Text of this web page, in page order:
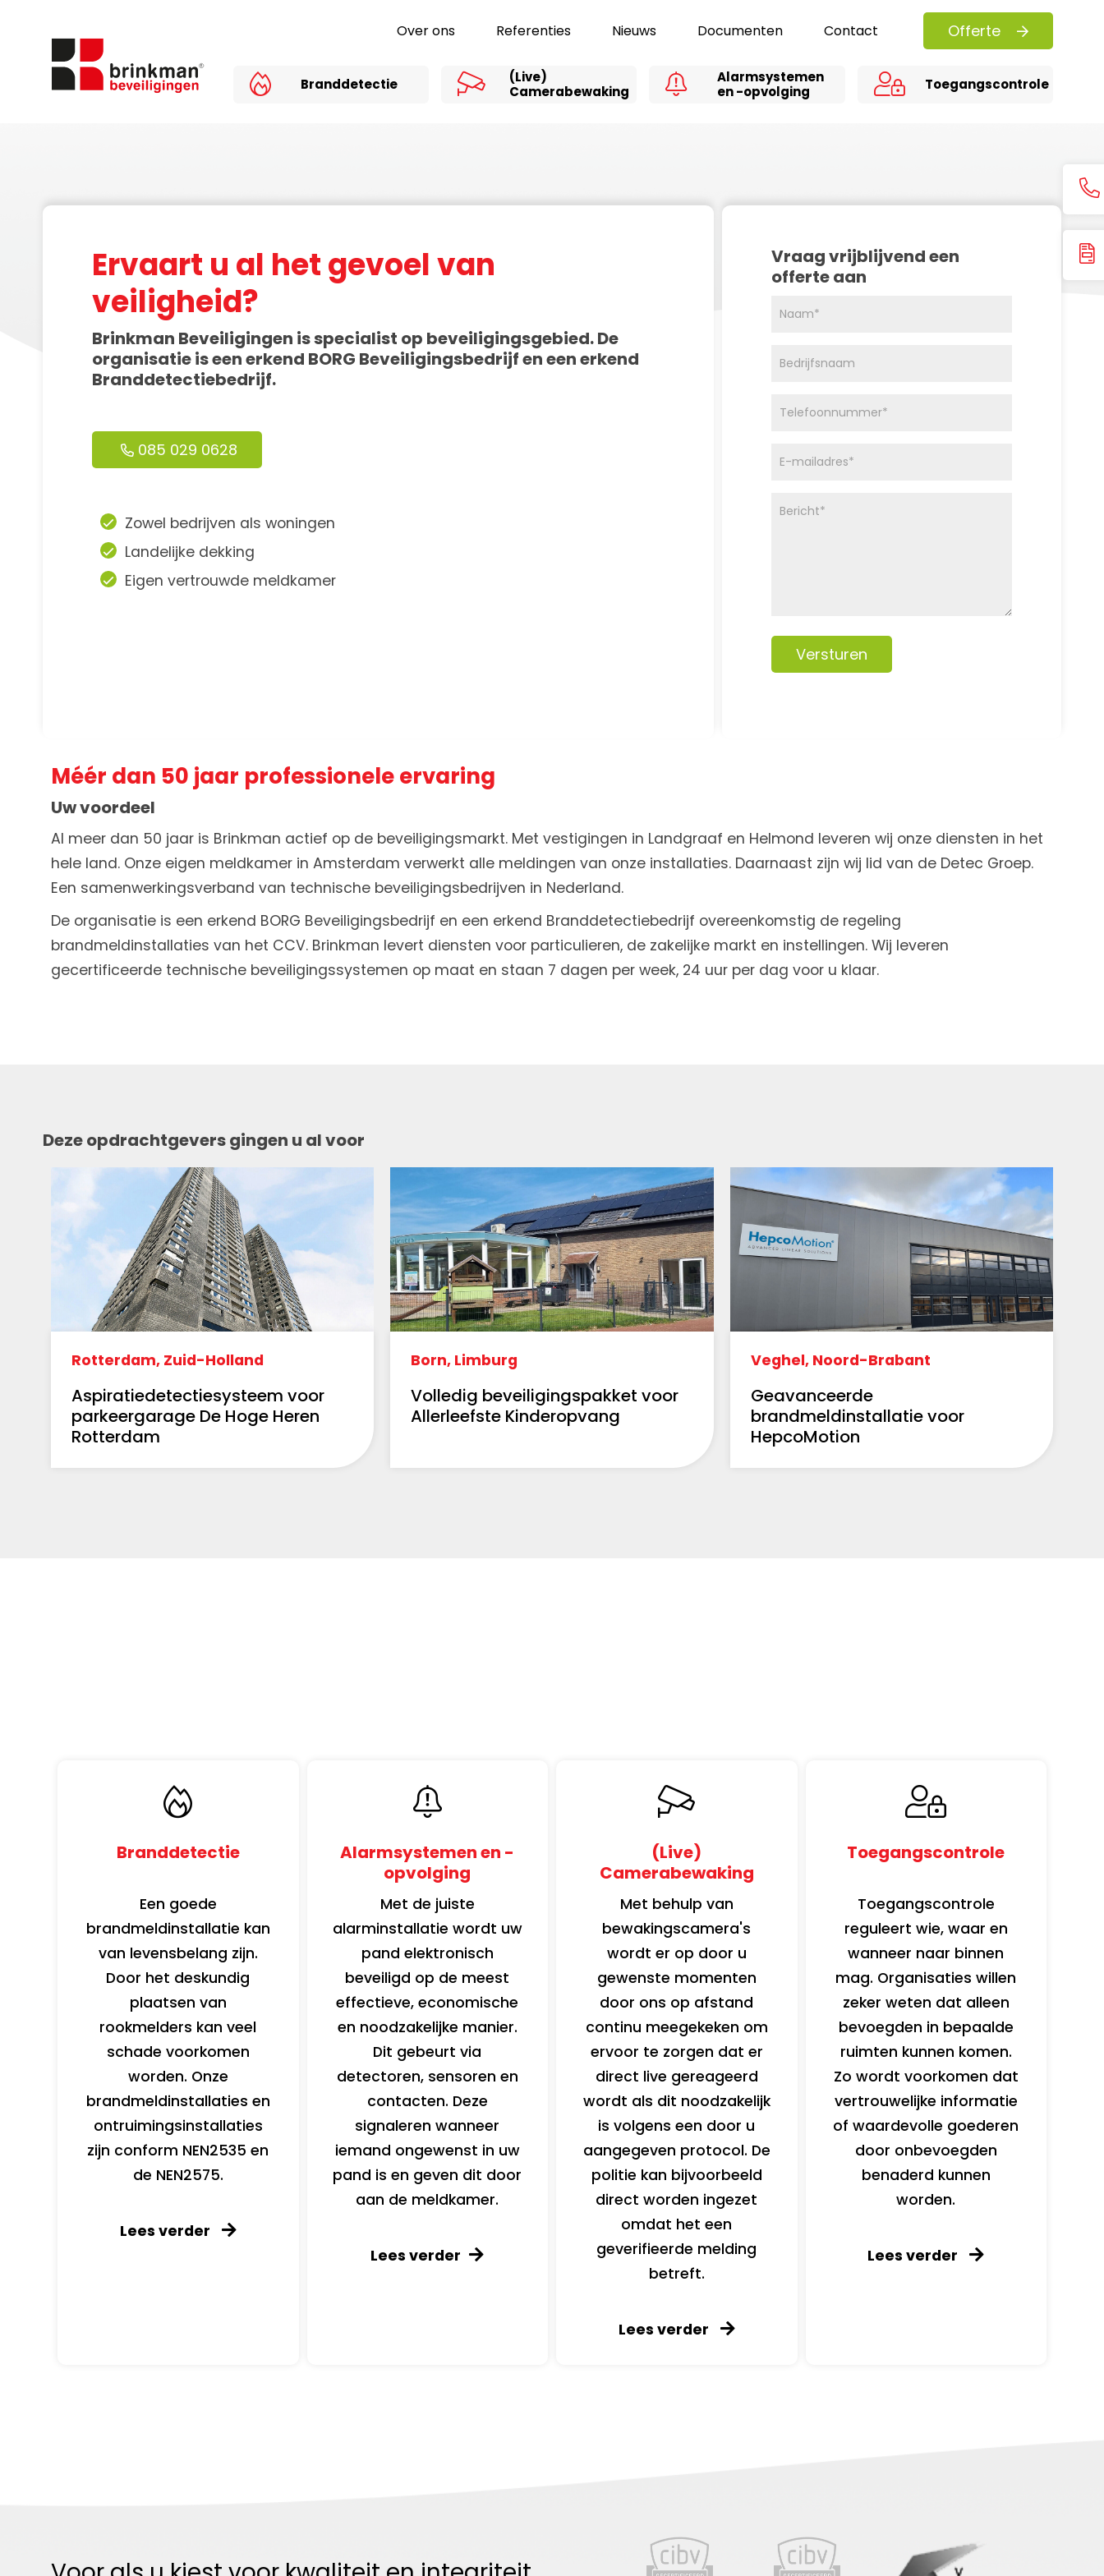
Over ons Referenties Nieuws Documenten Contact Offerte
Branddetectie
(Live)
Camerabewaking
Alarmsystemen
en -opvolging
Toegangscontrole
Ervaart u al het gevoel van
veiligheid?
Brinkman Beveiligingen is specialist op beveiligingsgebied. De
organisatie is een erkend BORG Beveiligingsbedrijf en een erkend
Branddetectiebedrijf.
085 029 0628
Zowel bedrijven als woningen
Landelijke dekking
Eigen vertrouwde meldkamer
Vraag vrijblijvend een
offerte aan
Méér dan 50 jaar professionele ervaring
Uw voordeel
Al meer dan 50 jaar is Brinkman actief op de beveiligingsmarkt. Met vestigingen in Landgraaf en Helmond leveren wij onze diensten in het
hele land. Onze eigen meldkamer in Amsterdam verwerkt alle meldingen van onze installaties. Daarnaast zijn wij lid van de Detec Groep.
Een samenwerkingsverband van technische beveiligingsbedrijven in Nederland.
De organisatie is een erkend BORG Beveiligingsbedrijf en een erkend Branddetectiebedrijf overeenkomstig de regeling
brandmeldinstallaties van het CCV. Brinkman levert diensten voor particulieren, de zakelijke markt en instellingen. Wij leveren
gecertificeerde technische beveiligingssystemen op maat en staan 7 dagen per week, 24 uur per dag voor u klaar.
Deze opdrachtgevers gingen u al voor
Rotterdam, Zuid-Holland
Aspiratiedetectiesysteem voor
parkeergarage De Hoge Heren
Rotterdam
Born, Limburg
Volledig beveiligingspakket voor
Allerleefste Kinderopvang
Veghel, Noord-Brabant
Geavanceerde
brandmeldinstallatie voor
HepcoMotion
Branddetectie
Een goede
brandmeldinstallatie kan
van levensbelang zijn.
Door het deskundig
plaatsen van
rookmelders kan veel
schade voorkomen
worden. Onze
brandmeldinstallaties en
ontruimingsinstallaties
zijn conform NEN2535 en
de NEN2575.
Lees verder
Alarmsystemen en -
opvolging
Met de juiste
alarminstallatie wordt uw
pand elektronisch
beveiligd op de meest
effectieve, economische
en noodzakelijke manier.
Dit gebeurt via
detectoren, sensoren en
contacten. Deze
signaleren wanneer
iemand ongewenst in uw
pand is en geven dit door
aan de meldkamer.
Lees verder
(Live)
Camerabewaking
Met behulp van
bewakingscamera's
wordt er op door u
gewenste momenten
door ons op afstand
continu meegekeken om
ervoor te zorgen dat er
direct live gereageerd
wordt als dit noodzakelijk
is volgens een door u
aangegeven protocol. De
politie kan bijvoorbeeld
direct worden ingezet
omdat het een
geverifieerde melding
betreft.
Lees verder
Toegangscontrole
Toegangscontrole
reguleert wie, waar en
wanneer naar binnen
mag. Organisaties willen
zeker weten dat alleen
bevoegden in bepaalde
ruimten kunnen komen.
Zo wordt voorkomen dat
vertrouwelijke informatie
of waardevolle goederen
door onbevoegden
benaderd kunnen
worden.
Lees verder